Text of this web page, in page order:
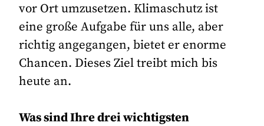
vor Ort umzusetzen. Klimaschutz ist
eine große Aufgabe für uns alle, aber
richtig angegangen, bietet er enorme
Chancen. Dieses Ziel treibt mich bis
heute an.
Was sind Ihre drei wichtigsten